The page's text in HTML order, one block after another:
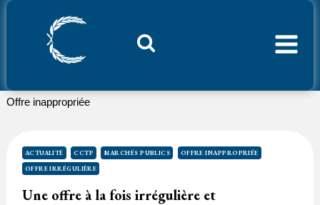
Aller
Offre inappropriée
ACTUALITÉ CCTP MARCHÉS PUBLICS
OFFRE INAPPROPRIÉE
OFFRE IRRÉGULIÈRE
Une offre à la fois irrégulière et